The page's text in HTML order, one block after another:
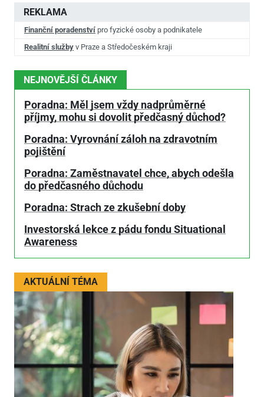
REKLAMA
Finanční poradenství pro fyzické osoby a podnikatele
Realitní služby v Praze a Středočeském kraji
NEJNOVĚJŠÍ ČLÁNKY
Poradna: Měl jsem vždy nadprůměrné
příjmy, mohu si dovolit předčasný důchod?
Poradna: Vyrovnání záloh na zdravotním
pojištění
Poradna: Zaměstnavatel chce, abych odešla
do předčasného důchodu
Poradna: Strach ze zkušební doby
Investorská lekce z pádu fondu Situational
Awareness
AKTUÁLNÍ TÉMA